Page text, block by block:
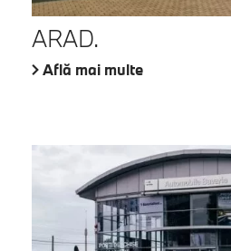
ARAD.
Află mai multe